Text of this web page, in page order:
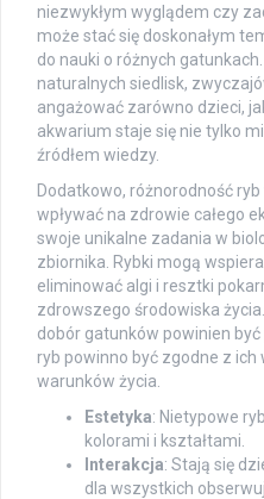
niezwykłym wyglądem czy
może stać się doskonałym
do nauki o różnych
naturalnych siedlisk,
angażować zarówno dzieci,
akwarium staje się nie tylko
źródłem wiedzy.
Dodatkowo, różnorodność
wpływać na zdrowie całego
swoje unikalne zadania w
zbiornika. Rybki mogą
eliminować algi i resztki
zdrowszego środowiska
dobór gatunków powinien
ryb powinno być zgodne z
warunków życia.
Estetyka: Nietypowe
kolorami i kształtami.
Interakcja: Stają się
dla wszystkich